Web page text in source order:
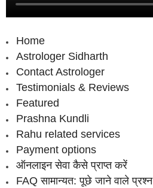
Home
Astrologer Sidharth
Contact Astrologer
Testimonials & Reviews
Featured
Prashna Kundli
Rahu related services
Payment options
ऑनलाइन सेवा कैसे प्राप्‍त करें
FAQ सामान्‍यत: पूछे जाने वाले प्रश्‍न